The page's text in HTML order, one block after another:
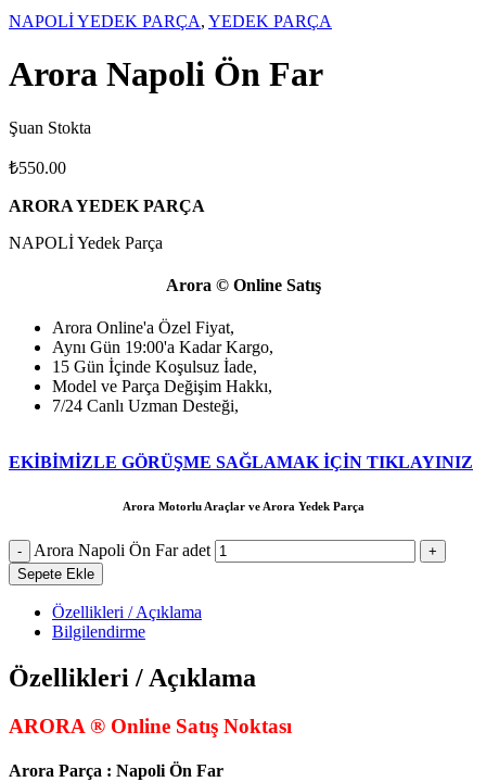
NAPOLİ YEDEK PARÇA, YEDEK PARÇA
Arora Napoli Ön Far
Şuan Stokta
₺550.00
ARORA YEDEK PARÇA
NAPOLİ Yedek Parça
Arora © Online Satış
Arora Online'a Özel Fiyat,
Aynı Gün 19:00'a Kadar Kargo,
15 Gün İçinde Koşulsuz İade,
Model ve Parça Değişim Hakkı,
7/24 Canlı Uzman Desteği,
EKİBİMİZLE GÖRÜŞME SAĞLAMAK İÇİN TIKLAYINIZ
Arora Motorlu Araçlar ve Arora Yedek Parça
Arora Napoli Ön Far adet
Sepete Ekle
Özellikleri / Açıklama
Bilgilendirme
Özellikleri / Açıklama
ARORA ® Online Satış Noktası
Arora Parça : Napoli Ön Far